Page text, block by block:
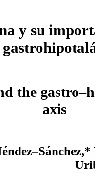
y su
the
axis